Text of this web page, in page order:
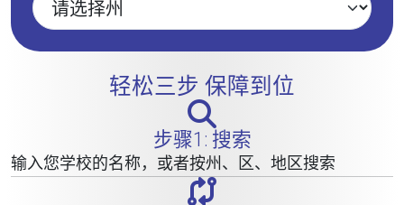
轻松三步 保障到位
步骤1: 搜索
输入您学校的名称，或者按州、区、地区搜索